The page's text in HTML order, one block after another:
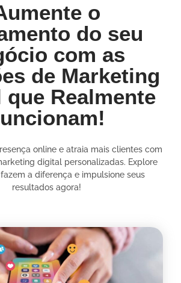
o
do seu
com as
de Marketing
que Realmente
online e atraia mais clientes com
digital personalizadas. Explore
a diferença e impulsione seus
resultados agora!